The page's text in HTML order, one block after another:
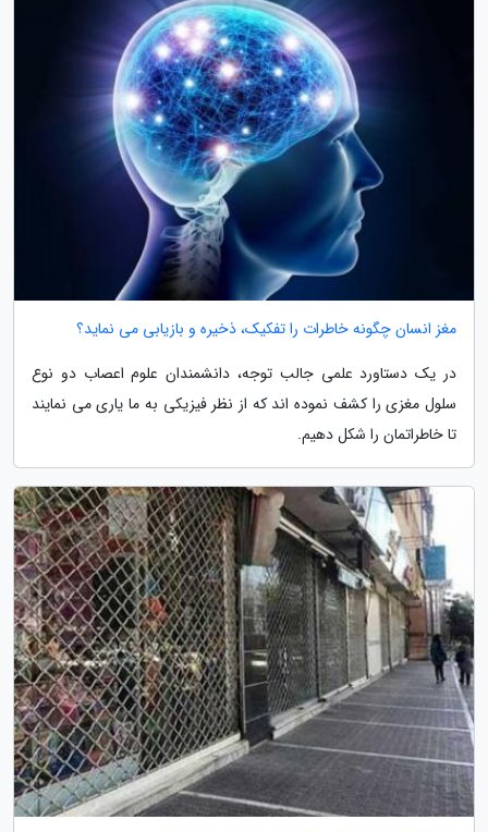
مغز انسان چگونه خاطرات را تفکیک، ذخیره و بازیابی می نماید؟
در یک دستاورد علمی جالب توجه، دانشمندان علوم اعصاب دو نوع
سلول مغزی را کشف نموده اند که از نظر فیزیکی به ما یاری می نمایند
تا خاطراتمان را شکل دهیم.